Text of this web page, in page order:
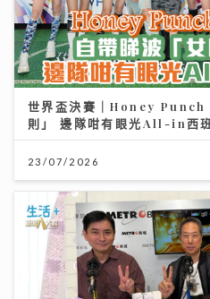
世界盃決賽｜Honey Punch
則」 邊隊咁有眼光All-in西
23/07/2026